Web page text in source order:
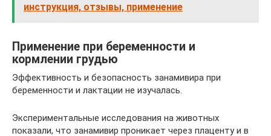
инструкция, отзывы, применение
Применение при беременности и
кормлении грудью
Эффективность и безопасность занамивира при
беременности и лактации не изучалась.
Экспериментальные исследования на животных
показали, что занамивир проникает через плаценту и в